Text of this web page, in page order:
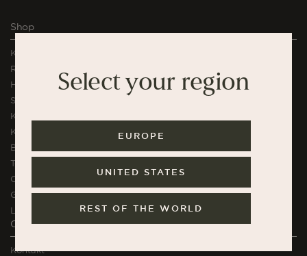
Select your region
EUROPE
UNITED STATES
REST OF THE WORLD
Shop
Kaffe
Rituals Abonnement
High Volume Abonnement
Single Serve kaffe
Kaffe Bundles & Gaver
K.H. Würtz Keramik
Bryggeudstyr
Tøj & Tilbehør
Chokolade
Gavekort
La Cabra Kurser
Orders and Support
Kontakt